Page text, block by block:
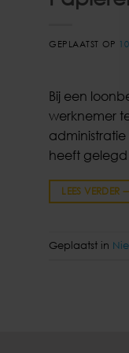
GEPLAATST OP
Bij een
werknemer
heeft
LEES VERDER
Geplaatst in